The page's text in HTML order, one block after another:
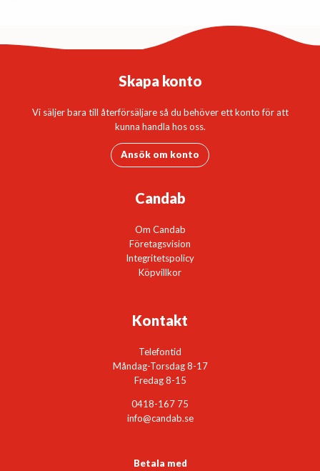
Skapa konto
Vi säljer bara till återförsäljare så du behöver ett konto för att
kunna handla hos oss.
Ansök om konto
Candab
Om Candab
Företagsvision
Integritetspolicy
Köpvillkor
Kontakt
Telefontid
Måndag-Torsdag 8-17
Fredag 8-15
0418-167 75
info@candab.se
Betala med